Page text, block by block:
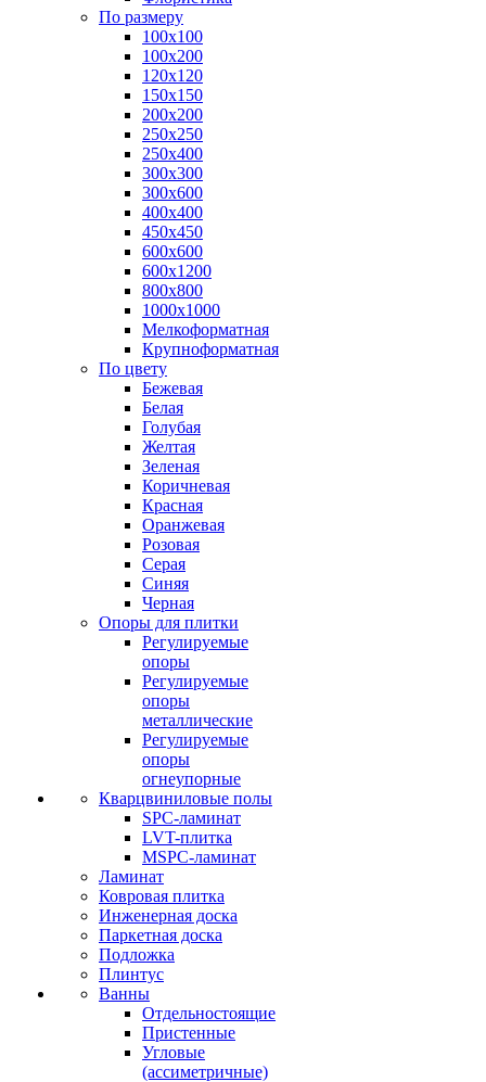
По размеру
100х100
100х200
120х120
150х150
200х200
250х250
250х400
300х300
300х600
400х400
450х450
600х600
600х1200
800х800
1000х1000
Мелкоформатная
Крупноформатная
По цвету
Бежевая
Белая
Голубая
Желтая
Зеленая
Коричневая
Красная
Оранжевая
Розовая
Серая
Синяя
Черная
Опоры для плитки
Регулируемые
опоры
Регулируемые
опоры
металлические
Регулируемые
опоры
огнеупорные
Кварцвиниловые полы
SPC-ламинат
LVT-плитка
MSPC-ламинат
Ламинат
Ковровая плитка
Инженерная доска
Паркетная доска
Подложка
Плинтус
Ванны
Отдельностоящие
Пристенные
Угловые
(ассиметричные)